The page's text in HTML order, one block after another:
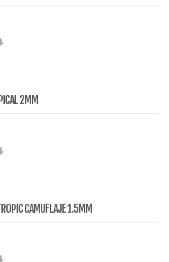
2MM
CAMUFLAJE 1.5MM